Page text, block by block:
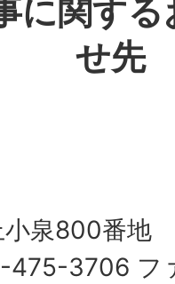
に関す
せ先
小泉800番地
475-3706